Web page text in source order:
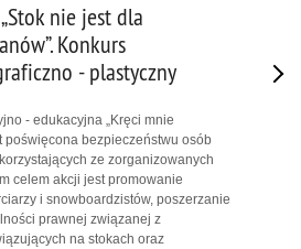
„Stok nie jest dla
Konkurs
- plastyczny
- edukacyjna „Kręci mnie
poświęcona bezpieczeństwu osób
ze zorganizowanych
celem akcji jest promowanie
i snowboardzistów, poszerzanie
prawnej związanej z
na stokach oraz